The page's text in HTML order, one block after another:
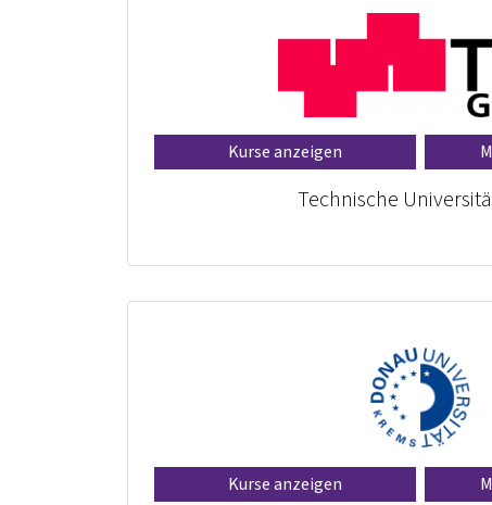
Kurse anzeigen
Technische
Kurse anzeigen